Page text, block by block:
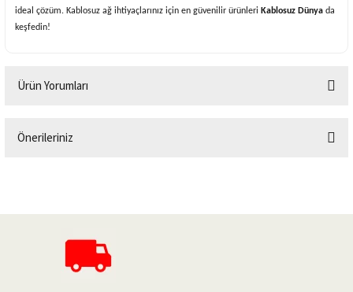
ideal çözüm. Kablosuz ağ ihtiyaçlarınız için en güvenilir ürünleri Kablosuz Dünya da
keşfedin!
Ürün Yorumları
Önerileriniz
Ürün resmi kalitesiz, bozuk veya görüntülenemiyor.